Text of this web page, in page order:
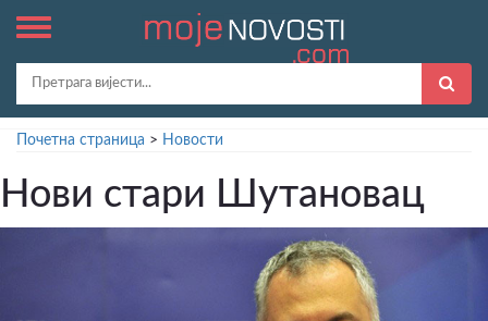
Почетна страница > Новости
Нови стари Шутановац